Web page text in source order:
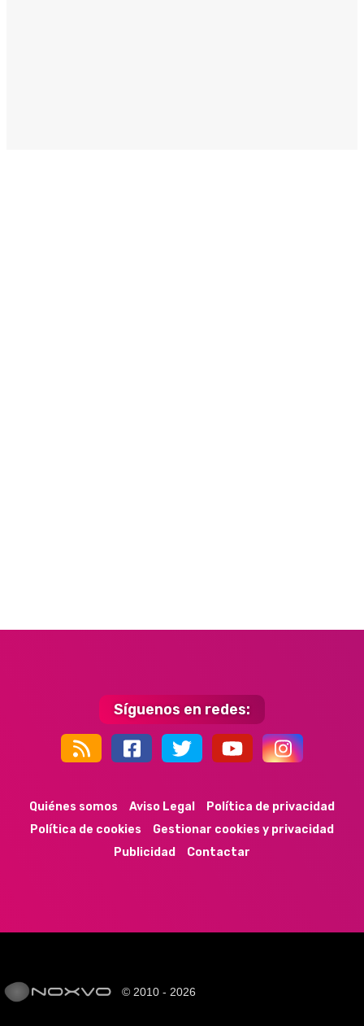
Síguenos en redes:
Quiénes somos Aviso Legal
Política de privacidad
Política de cookies
Gestionar cookies y privacidad
Publicidad
Contactar
© 2010 - 2026